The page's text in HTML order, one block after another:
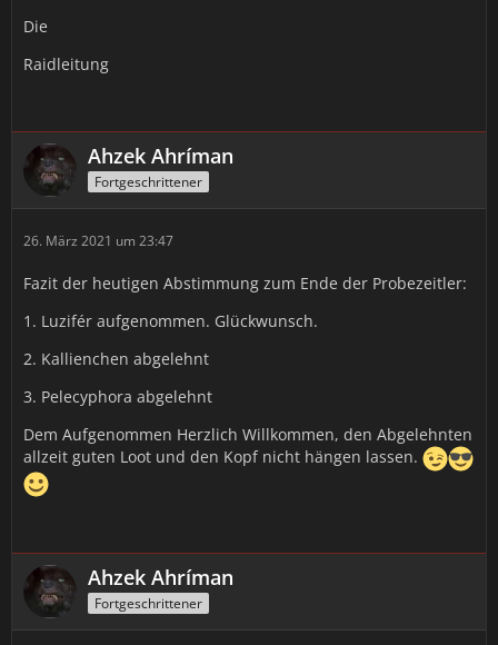
Die
Raidleitung
Ahzek Ahríman
Fortgeschrittener
26. März 2021 um 23:47
Fazit der heutigen Abstimmung zum Ende der Probezeitler:
1. Luzifér aufgenommen. Glückwunsch.
2. Kallienchen abgelehnt
3. Pelecyphora abgelehnt
Dem Aufgenommen Herzlich Willkommen, den Abgelehnten
allzeit guten Loot und den Kopf nicht hängen lassen.
Ahzek Ahríman
Fortgeschrittener